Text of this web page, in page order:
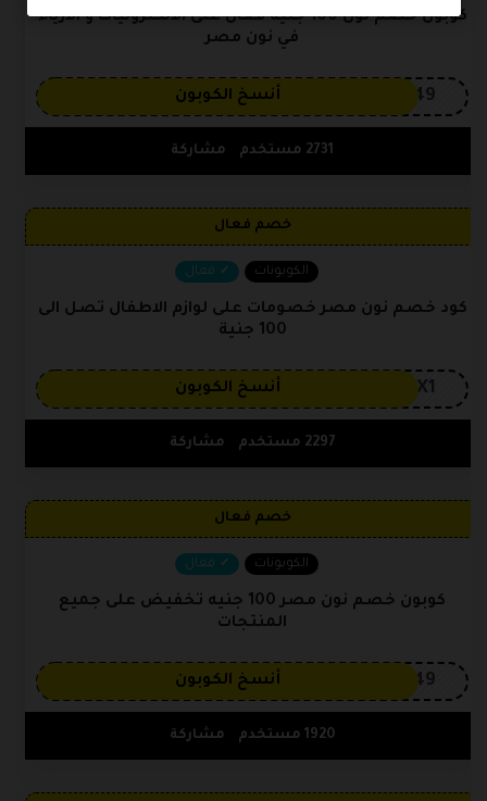
كوبون خصم نون 100 جنيه فعال على الالكترونيات و الازياء
في نون مصر
OP149 أنسخ الكوبون
2731 مستخدم مشاركة
خصم فعال
الكوبونات فعال
كود خصم نون مصر خصومات على لوازم الاطفال تصل الى
100 جنية
CX1 أنسخ الكوبون
2297 مستخدم مشاركة
خصم فعال
الكوبونات فعال
كوبون خصم نون مصر 100 جنيه تخفيض على جميع
المنتجات
OP149 أنسخ الكوبون
1920 مستخدم مشاركة